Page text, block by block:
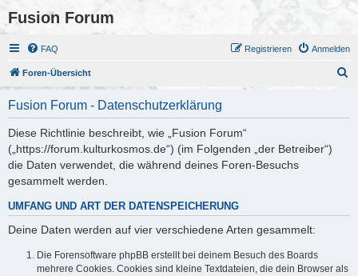
Fusion Forum
FAQ Anmelden
Registrieren
Foren-Übersicht
Fusion Forum - Datenschutzerklärung
Diese Richtlinie beschreibt, wie „Fusion Forum“
(„https://forum.kulturkosmos.de“) (im Folgenden „der Betreiber“)
die Daten verwendet, die während deines Foren-Besuchs
gesammelt werden.
UMFANG UND ART DER DATENSPEICHERUNG
Deine Daten werden auf vier verschiedene Arten gesammelt:
Die Forensoftware phpBB erstellt bei deinem Besuch des Boards
mehrere Cookies. Cookies sind kleine Textdateien, die dein Browser als